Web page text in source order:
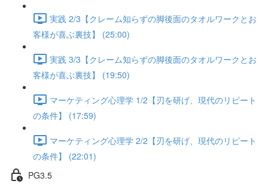
実践 2/3【クレーム知らずの脚後面のタオルワークとお
客様が喜ぶ裏技】 (25:00)
実践 3/3【クレーム知らずの脚後面のタオルワークとお
客様が喜ぶ裏技】 (19:50)
マーケティング心理学 1/2【刃を研げ、現代のリピート
の条件】 (17:59)
マーケティング心理学 2/2【刃を研げ、現代のリピート
の条件】 (22:01)
PG3.5